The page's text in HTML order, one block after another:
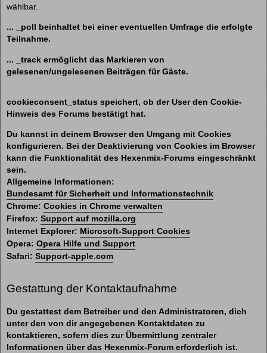
wählbar.
... _poll beinhaltet bei einer eventuellen Umfrage die erfolgte
Teilnahme.
... _track ermöglicht das Markieren von
gelesenen/ungelesenen Beiträgen für Gäste.
cookieconsent_status speichert, ob der User den Cookie-
Hinweis des Forums bestätigt hat.
Du kannst in deinem Browser den Umgang mit Cookies
konfigurieren. Bei der Deaktivierung von Cookies im Browser
kann die Funktionalität des Hexenmix-Forums eingeschränkt
sein.
Allgemeine Informationen:
Bundesamt für Sicherheit und Informationstechnik
Chrome: Cookies in Chrome verwalten
Firefox: Support auf mozilla.org
Internet Explorer: Microsoft-Support Cookies
Opera: Opera Hilfe und Support
Safari: Support-apple.com
Gestattung der Kontaktaufnahme
Du gestattest dem Betreiber und den Administratoren, dich
unter den von dir angegebenen Kontaktdaten zu
kontaktieren, sofern dies zur Übermittlung zentraler
Informationen über das Hexenmix-Forum erforderlich ist.